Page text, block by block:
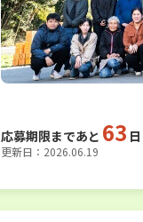
応募期限まであと 63 日
更新日：2026.06.19